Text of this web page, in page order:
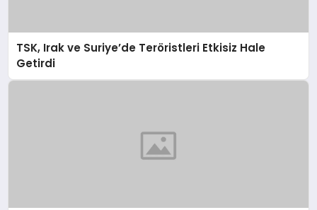
TSK, Irak ve Suriye’de Teröristleri Etkisiz Hale
Getirdi